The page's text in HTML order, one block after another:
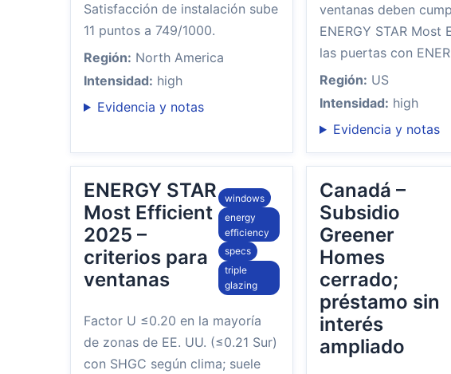
Satisfacción de instalación sube
11 puntos a 749/1000.
Región: North America
Intensidad: high
Evidencia y notas
ventanas deben
ENERGY STAR Most
las puertas con
Región: US
Intensidad: high
Evidencia y notas
ENERGY STAR
Most Efficient
2025 –
criterios para
ventanas
windows
energy
efficiency
specs
triple
glazing
Factor U ≤0.20 en la mayoría
de zonas de EE. UU. (≤0.21 Sur)
con SHGC según clima; suele
Canadá –
Subsidio
Greener
Homes
cerrado;
préstamo sin
interés
ampliado